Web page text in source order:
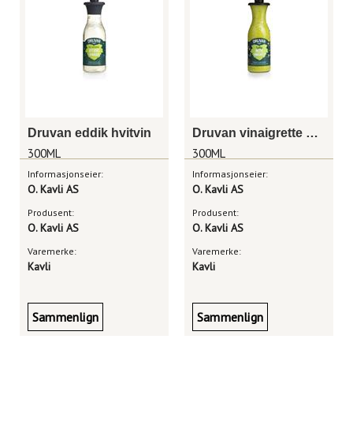
Druvan eddik hvitvin
300ML
Informasjonseier:
O. Kavli AS
Produsent:
O. Kavli AS
Varemerke:
Kavli
Sammenlign
Druvan vinaigrette pesto
300ML
Informasjonseier:
O. Kavli AS
Produsent:
O. Kavli AS
Varemerke:
Kavli
Sammenlign